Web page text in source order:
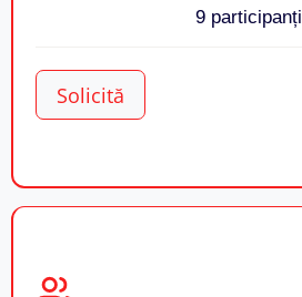
9 participanți
Solicită